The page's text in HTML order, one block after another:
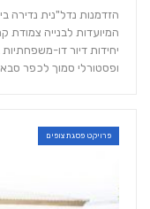
הזדמנות נדל"נית נדירה
יחידות דיור דו-משפחתיות
ופסטורלי סמוך לכפר
פרויקט פסגת צופים